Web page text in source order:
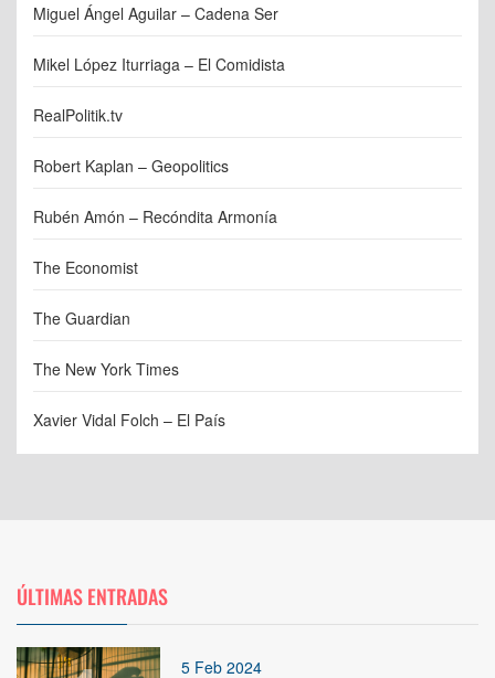
Miguel Ángel Aguilar – Cadena Ser
Mikel López Iturriaga – El Comidista
RealPolitik.tv
Robert Kaplan – Geopolitics
Rubén Amón – Recóndita Armonía
The Economist
The Guardian
The New York Times
Xavier Vidal Folch – El País
ÚLTIMAS ENTRADAS
5 Feb 2024